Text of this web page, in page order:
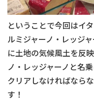
ということで今回はイ
ルミジャーノ・レッジ
に土地の気候風土を反
ノ・レッジャーノと名
クリアしなければなら
す！